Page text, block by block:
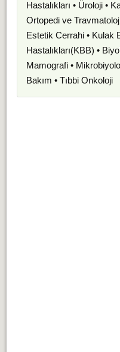
Hastalıkları • Üroloji •
Ortopedi ve
Estetik Cerrahi • Kulak
Hastalıkları(KBB) •
Mamografi •
Bakım • Tıbbi Onkoloji